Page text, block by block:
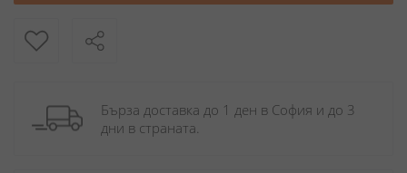
Бърза доставка до 1 ден в София и до 3
дни в страната.